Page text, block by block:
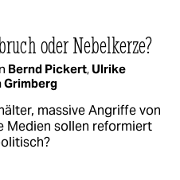
oder Nebelkerze?
Bernd Pickert, Ulrike
massive Angriffe von
Medien sollen reformiert